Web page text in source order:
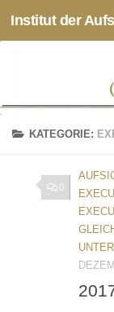
Zum Inhalt
Institut der
KATEGORIE:
0